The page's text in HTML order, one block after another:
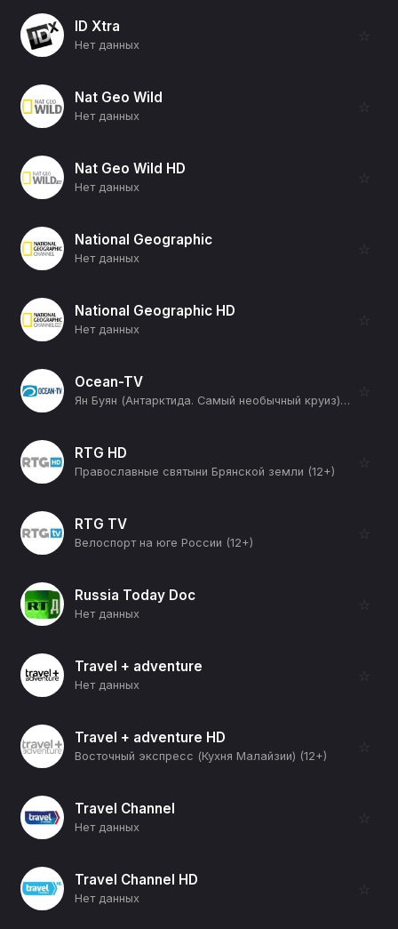
ID Xtra
Нет данных
☆
Nat Geo Wild
Нет данных
☆
Nat Geo Wild HD
Нет данных
☆
National Geographic
Нет данных
☆
National Geographic HD
Нет данных
☆
Ocean-TV
Ян Буян (Антарктида. Самый необычный круиз) (12+)
☆
RTG HD
Православные святыни Брянской земли (12+)
☆
RTG TV
Велоспорт на юге России (12+)
☆
Russia Today Doc
Нет данных
☆
Travel + adventure
Нет данных
☆
Travel + adventure HD
Восточный экспресс (Кухня Малайзии) (12+)
☆
Travel Channel
Нет данных
☆
Travel Channel HD
Нет данных
☆